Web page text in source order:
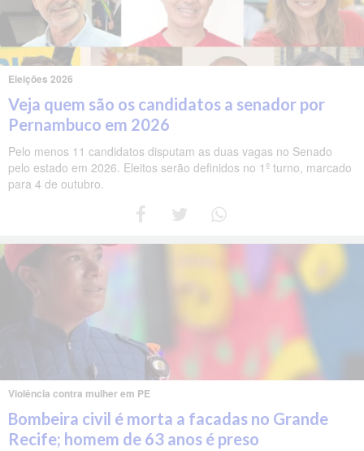
Eleições 2026
Veja quem são os candidatos a senador por
Pernambuco em 2026
Pelo menos 11 candidatos disputam as duas vagas no Senado
pelo estado em 2026. Eleitos serão definidos no 1º turno, marcado
para 4 de outubro.
Violência contra mulher em PE
Bombeira civil é morta a facadas no Grande
Recife; homem de 63 anos é preso